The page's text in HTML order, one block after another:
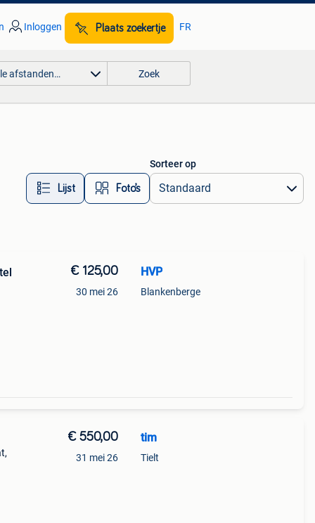
Inloggen Plaats zoekertje FR
afstanden… Zoek
Lijst Foto’s
Sorteer op
€ 125,00
30 mei 26
HVP
Blankenberge
€ 550,00
31 mei 26
tim
Tielt